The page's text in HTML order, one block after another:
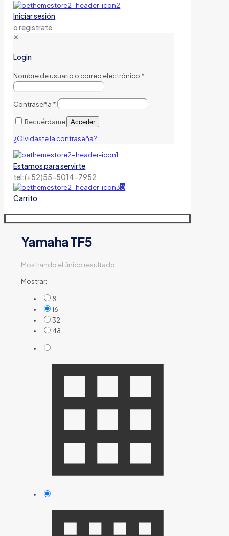
Iniciar sesión
o registrate
✕
Login
Nombre de usuario o correo electrónico *
Contraseña *
Recuérdame Acceder
¿Olvidaste la contraseña?
Estamos para servirte
tel:(+52)55-5014-7952
0
Carrito
Yamaha TF5
Mostrando el único resultado
Mostrar:
8
16
32
48